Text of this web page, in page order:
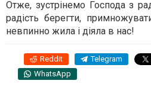
Отже, зустрінемо Господа з
радість берегти,
невпинно жила і діяла в нас!
Reddit Telegram
WhatsApp